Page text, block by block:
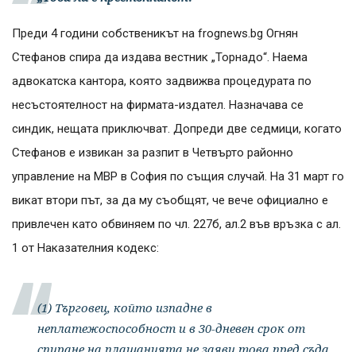
Преди 4 години собственикът на frognews.bg Огнян
Стефанов спира да издава вестник „Торнадо“. Наема
адвокатска кантора, която задвижва процедурата по
несъстоятелност на фирмата-издател. Назначава се
синдик, нещата приключват. Допреди две седмици, когато
Стефанов е извикан за разпит в Четвърто районно
управление на МВР в София по същия случай. На 31 март го
викат втори път, за да му съобщят, че вече официално е
привлечен като обвиняем по чл. 227б, ал.2 във връзка с ал.
1 от Наказателния кодекс:
(1) Търговец, който изпадне в
неплатежоспособност и в 30-дневен срок от
спиране на плащанията не заяви това пред съда,